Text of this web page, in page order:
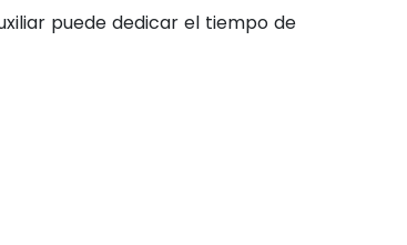
puede dedicar el tiempo de